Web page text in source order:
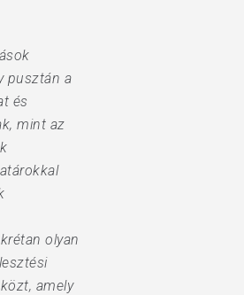
pusztán a
és
mint az
olyan
amely